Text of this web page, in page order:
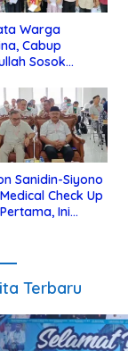
Warga
Cabup
Sosok
Sanidin-Siyono
Check Up
Ini
Terbaru